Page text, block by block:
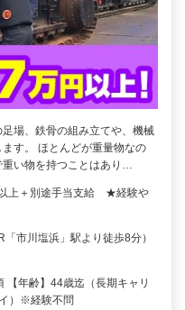
場、鉄骨の組み立てや、機械
す。 ほとんどが重量物なの
い物を持つことはあり…
上＋別途手当支給 ★経験や
市川塩浜」駅より徒歩8分）
【年齢】44歳迄（長期キャリ
）※経験不問